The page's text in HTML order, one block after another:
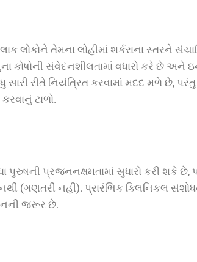
લોકોને તેમના લોહીમાં શર્કરાના સ્તરને
કોષોની સંવેદનશીલતામાં વધારો કરે છે અને
સારી રીતે નિયંત્રિત કરવામાં મદદ મળે છે,
ટાળો.
પ્રજનનક્ષમતામાં સુધારો કરી શકે છે,
(ગણતરી નહીં). પ્રારંભિક ક્લિનિકલ
જરૂર છે.